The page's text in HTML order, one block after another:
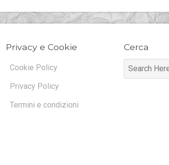
Privacy e Cookie
Cookie Policy
Privacy Policy
Termini e condizioni
Cerca